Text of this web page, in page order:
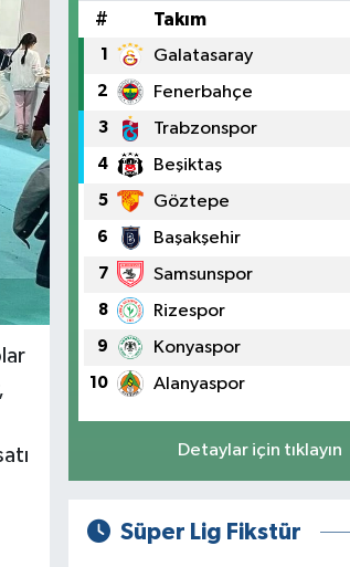
# Takım
1 Galatasaray
2 Fenerbahçe
3 Trabzonspor
4 Beşiktaş
5 Göztepe
6 Başakşehir
7 Samsunspor
8 Rizespor
9 Konyaspor
10 Alanyaspor
Detaylar için tıklayın
Süper Lig Fikstür